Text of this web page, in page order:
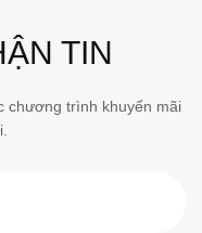
TIN
chương trình khuyến mãi